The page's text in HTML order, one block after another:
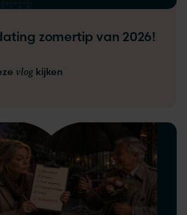
zomertip van 2026!
vlog kijken